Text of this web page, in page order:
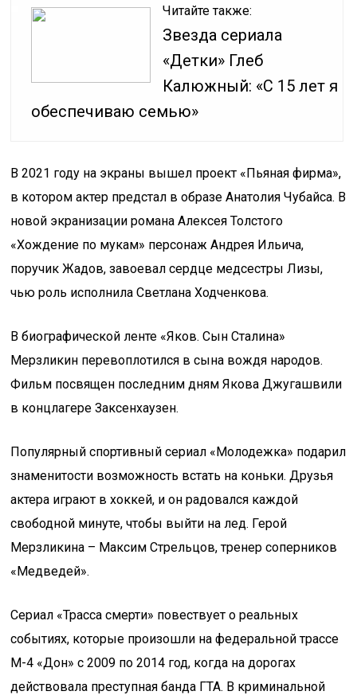
Читайте также:
Звезда сериала
«Детки» Глеб
Калюжный: «С 15 лет я
обеспечиваю семью»
В 2021 году на экраны вышел проект «Пьяная фирма»,
в котором актер предстал в образе Анатолия Чубайса. В
новой экранизации романа Алексея Толстого
«Хождение по мукам» персонаж Андрея Ильича,
поручик Жадов, завоевал сердце медсестры Лизы,
чью роль исполнила Светлана Ходченкова.
В биографической ленте «Яков. Сын Сталина»
Мерзликин перевоплотился в сына вождя народов.
Фильм посвящен последним дням Якова Джугашвили
в концлагере Заксенхаузен.
Популярный спортивный сериал «Молодежка» подарил
знаменитости возможность встать на коньки. Друзья
актера играют в хоккей, и он радовался каждой
свободной минуте, чтобы выйти на лед. Герой
Мерзликина – Максим Стрельцов, тренер соперников
«Медведей».
Сериал «Трасса смерти» повествует о реальных
событиях, которые произошли на федеральной трассе
М-4 «Дон» с 2009 по 2014 год, когда на дорогах
действовала преступная банда ГТА. В криминальной